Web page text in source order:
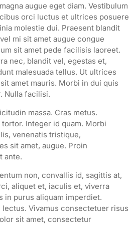
augue eget diam. Vestibulum
orci luctus et ultrices posuere
molestie dui. Praesent blandit
mi sit amet augue congue
sit amet pede facilisis laoreet.
nec, blandit vel, egestas et,
malesuada tellus. Ut ultrices
amet mauris. Morbi in dui quis
Nulla facilisi.
massa. Cras metus.
Integer id quam. Morbi
venenatis tristique,
sit amet, augue. Proin
ante.
non, convallis id, sagittis at,
aliquet et, iaculis et, viverra
in purus aliquam imperdiet.
Vivamus consectetuer risus
sit amet, consectetur